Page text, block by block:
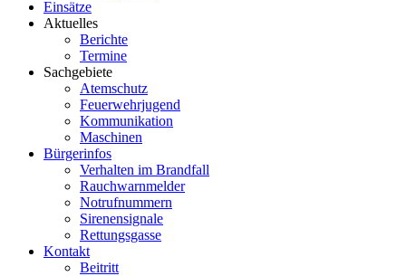
Einsätze
Aktuelles
Berichte
Termine
Sachgebiete
Atemschutz
Feuerwehrjugend
Kommunikation
Maschinen
Bürgerinfos
Verhalten im Brandfall
Rauchwarnmelder
Notrufnummern
Sirenensignale
Rettungsgasse
Kontakt
Beitritt